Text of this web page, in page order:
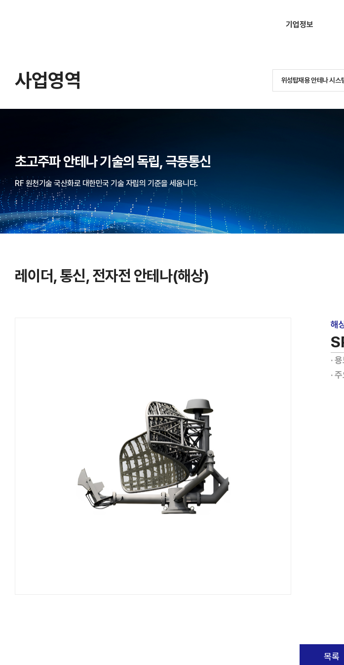
기업정보
CEO인사말
사업영역 위성탑재용 안테나 시스
초고주파 안테나 기술의 독립, 극동통신
RF 원천기술 국산화로 대한민국 기술 자립의 기준을 세웁니다.
레이더, 통신, 전자전 안테나(해상)
해
·
·
목록